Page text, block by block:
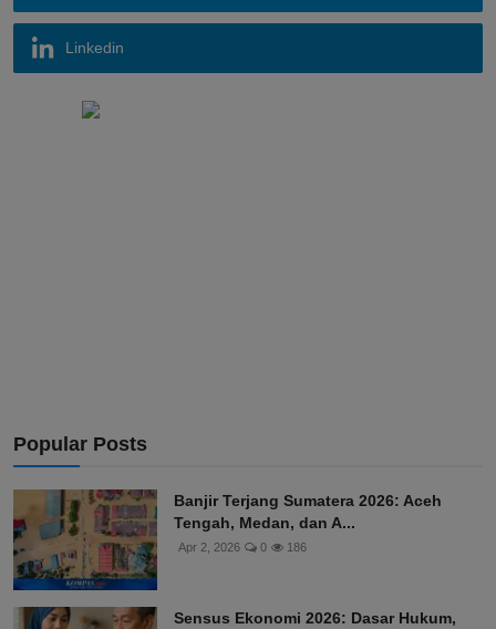
Linkedin
Popular Posts
Banjir Terjang Sumatera 2026: Aceh
Tengah, Medan, dan A...
Apr 2, 2026 0 186
Sensus Ekonomi 2026: Dasar Hukum,